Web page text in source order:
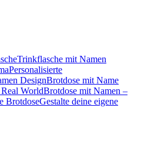
Trinkflasche mit Namen
Personalisierte
DesignBrotdose mit Name
WorldBrotdose mit Namen –
BrotdoseGestalte deine eigene